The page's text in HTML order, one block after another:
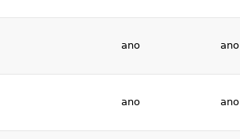
ano ano
ano ano